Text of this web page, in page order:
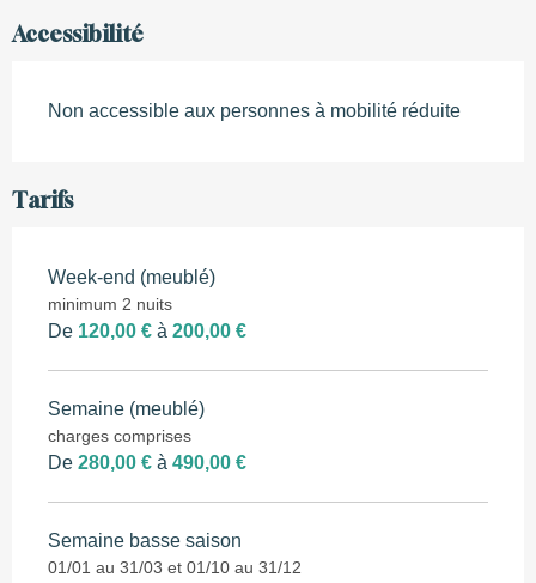
Accessibilité
Non accessible aux personnes à mobilité réduite
Tarifs
Week-end (meublé)
minimum 2 nuits
De 120,00 € à 200,00 €
Semaine (meublé)
charges comprises
De 280,00 € à 490,00 €
Semaine basse saison
01/01 au 31/03 et 01/10 au 31/12